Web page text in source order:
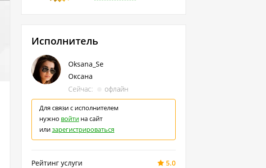
Исполнитель
Oksana_Se
Оксана
Сейчас:
офлайн
Для связи с исполнителем
нужно войти на сайт
илизарегистрироваться
5.0
Рейтинг услуги